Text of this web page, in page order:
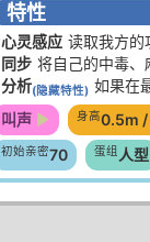
特性
心灵感应 读取我方的
同步 将自己的中毒、
分析(隐藏特性) 如果在
叫声
身高0.5m /
初始亲密70 蛋组 人型